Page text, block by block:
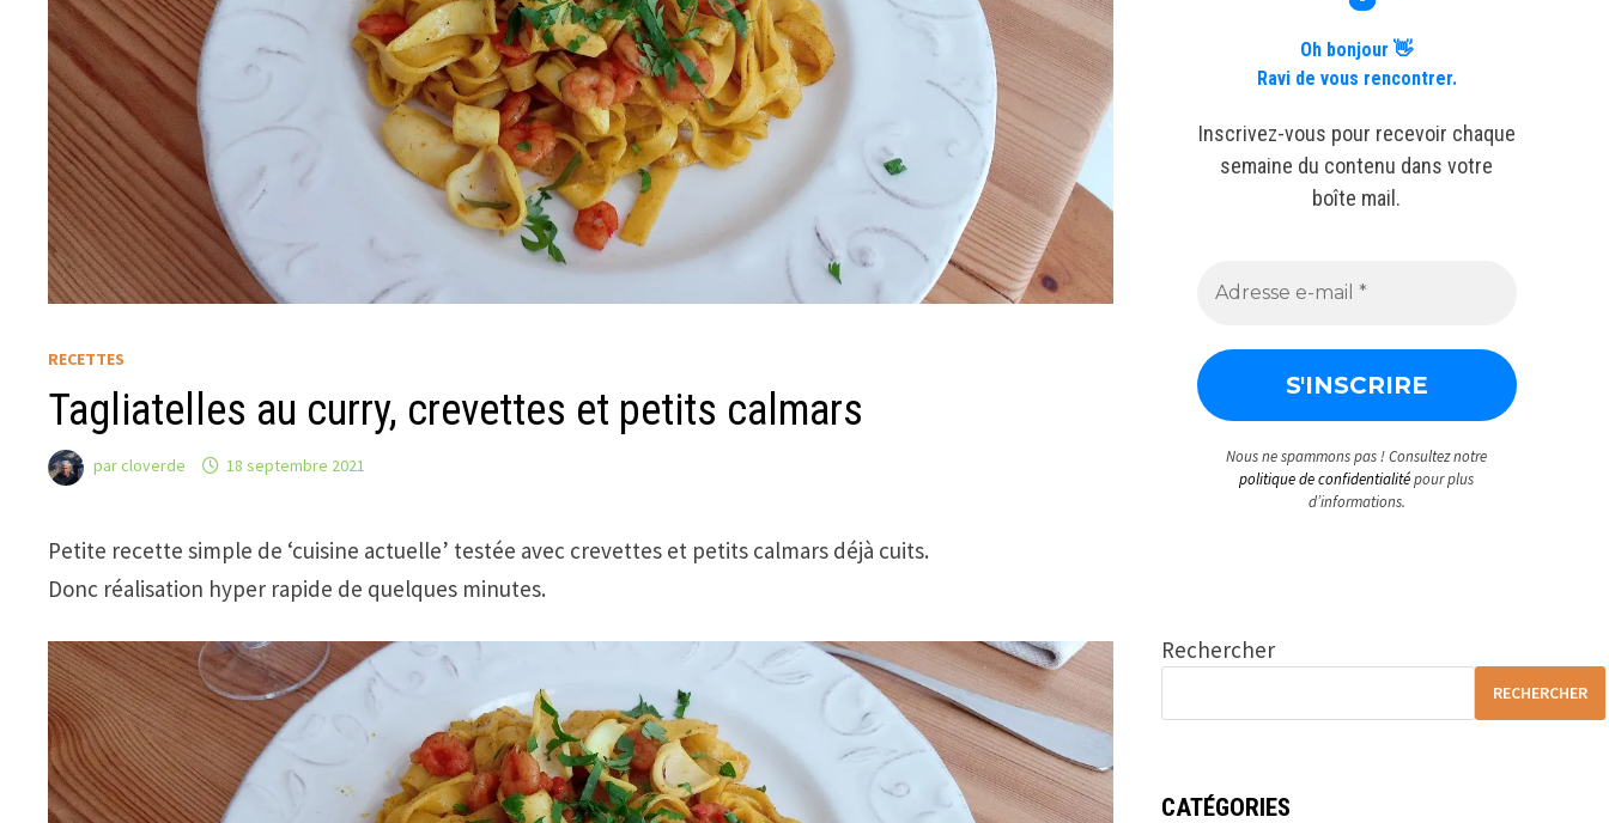
RECETTES
Tagliatelles au curry, crevettes et petits calmars
parcloverde 18 septembre 2021
Petite recette simple de ‘cuisine actuelle’ testée avec crevettes et petits calmars déjà cuits.
Donc réalisation hyper rapide de quelques minutes.
Oh bonjour 👋
Ravi de vous rencontrer.
Inscrivez-vous pour recevoir chaque
semaine du contenu dans votre
boîte mail.
Nous ne spammons pas ! Consultez notre
politique de confidentialitépour plus
d’informations.
Rechercher
RECHERCHER
CATÉGORIES